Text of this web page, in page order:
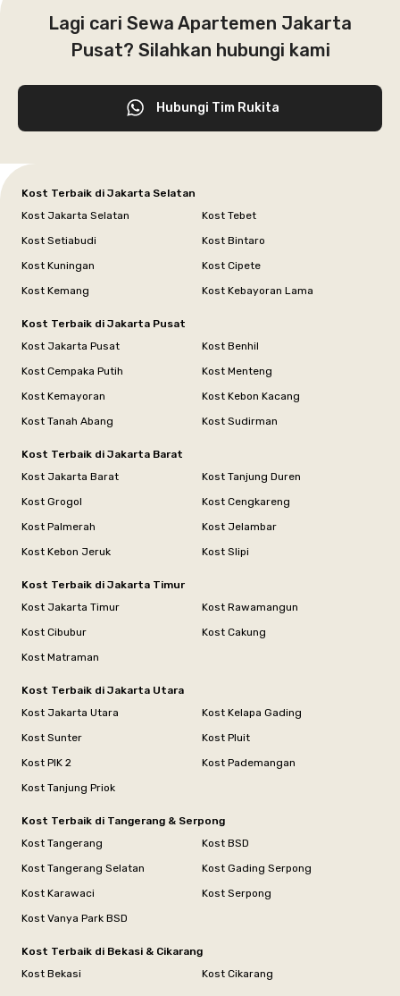
Lagi cari Sewa Apartemen Jakarta
Pusat? Silahkan hubungi kami
Hubungi Tim Rukita
Kost Terbaik di Jakarta Selatan
Kost Jakarta Selatan
Kost Tebet
Kost Setiabudi
Kost Bintaro
Kost Kuningan
Kost Cipete
Kost Kemang
Kost Kebayoran Lama
Kost Terbaik di Jakarta Pusat
Kost Jakarta Pusat
Kost Benhil
Kost Cempaka Putih
Kost Menteng
Kost Kemayoran
Kost Kebon Kacang
Kost Tanah Abang
Kost Sudirman
Kost Terbaik di Jakarta Barat
Kost Jakarta Barat
Kost Tanjung Duren
Kost Grogol
Kost Cengkareng
Kost Palmerah
Kost Jelambar
Kost Kebon Jeruk
Kost Slipi
Kost Terbaik di Jakarta Timur
Kost Jakarta Timur
Kost Rawamangun
Kost Cibubur
Kost Cakung
Kost Matraman
Kost Terbaik di Jakarta Utara
Kost Jakarta Utara
Kost Kelapa Gading
Kost Sunter
Kost Pluit
Kost PIK 2
Kost Pademangan
Kost Tanjung Priok
Kost Terbaik di Tangerang & Serpong
Kost Tangerang
Kost BSD
Kost Tangerang Selatan
Kost Gading Serpong
Kost Karawaci
Kost Serpong
Kost Vanya Park BSD
Kost Terbaik di Bekasi & Cikarang
Kost Bekasi
Kost Cikarang